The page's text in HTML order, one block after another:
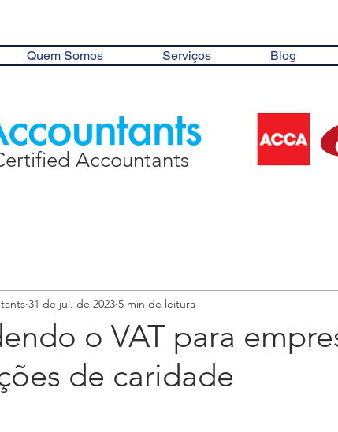
Quem Somos Serviços Blog
o VAT para
de caridade
31 de jul. de 2023 5 min de leitura
Accountants